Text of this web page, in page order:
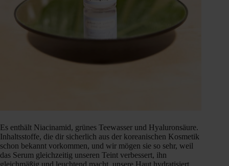
Es enthält Niacinamid, grünes Teewasser und Hyaluronsäure.
Inhaltsstoffe, die dir sicherlich aus der koreanischen Kosmetik
schon bekannt vorkommen, und wir mögen sie so sehr, weil
das Serum gleichzeitig unseren Teint verbessert, ihn
gleichmäßig und leuchtend macht, unsere Haut hydratisiert